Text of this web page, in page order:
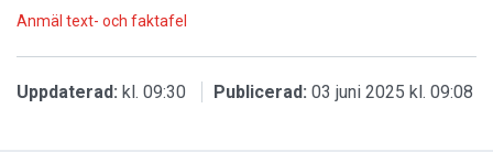
Anmäl text- och faktafel
Uppdaterad: kl. 09:30 Publicerad: 03 juni 2025 kl. 09:08